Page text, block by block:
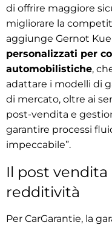
di offrire maggiore
migliorare la
aggiunge Gernot
personalizzati per
automobilistiche,
adattare i modelli di
di mercato, oltre ai
post-vendita e
garantire processi
impeccabile”.
Il post
redditività
Per CarGarantie, la